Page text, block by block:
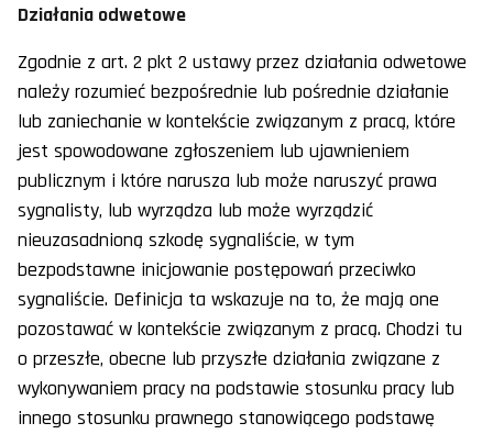
Działania odwetowe
Zgodnie z art. 2 pkt 2 ustawy przez działania odwetowe
należy rozumieć bezpośrednie lub pośrednie działanie
lub zaniechanie w kontekście związanym z pracą, które
jest spowodowane zgłoszeniem lub ujawnieniem
publicznym i które narusza lub może naruszyć prawa
sygnalisty, lub wyrządza lub może wyrządzić
nieuzasadnioną szkodę sygnaliście, w tym
bezpodstawne inicjowanie postępowań przeciwko
sygnaliście. Definicja ta wskazuje na to, że mają one
pozostawać w kontekście związanym z pracą. Chodzi tu
o przeszłe, obecne lub przyszłe działania związane z
wykonywaniem pracy na podstawie stosunku pracy lub
innego stosunku prawnego stanowiącego podstawę